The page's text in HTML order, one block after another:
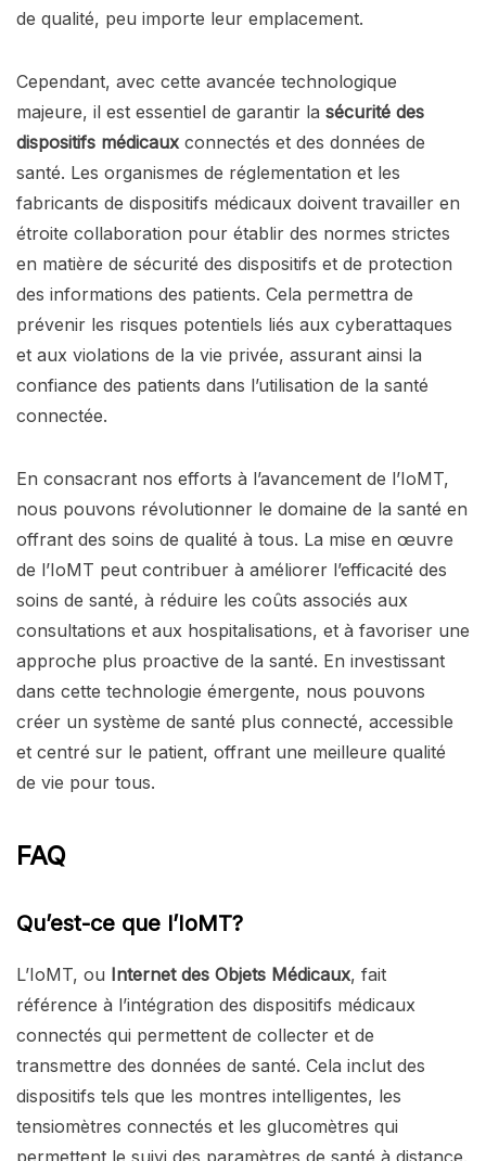
de qualité, peu importe leur emplacement.
Cependant, avec cette avancée technologique
majeure, il est essentiel de garantir la sécurité des
dispositifs médicaux connectés et des données de
santé. Les organismes de réglementation et les
fabricants de dispositifs médicaux doivent travailler en
étroite collaboration pour établir des normes strictes
en matière de sécurité des dispositifs et de protection
des informations des patients. Cela permettra de
prévenir les risques potentiels liés aux cyberattaques
et aux violations de la vie privée, assurant ainsi la
confiance des patients dans l’utilisation de la santé
connectée.
En consacrant nos efforts à l’avancement de l’IoMT,
nous pouvons révolutionner le domaine de la santé en
offrant des soins de qualité à tous. La mise en œuvre
de l’IoMT peut contribuer à améliorer l’efficacité des
soins de santé, à réduire les coûts associés aux
consultations et aux hospitalisations, et à favoriser une
approche plus proactive de la santé. En investissant
dans cette technologie émergente, nous pouvons
créer un système de santé plus connecté, accessible
et centré sur le patient, offrant une meilleure qualité
de vie pour tous.
FAQ
Qu’est-ce que l’IoMT?
L’IoMT, ou Internet des Objets Médicaux, fait
référence à l’intégration des dispositifs médicaux
connectés qui permettent de collecter et de
transmettre des données de santé. Cela inclut des
dispositifs tels que les montres intelligentes, les
tensiomètres connectés et les glucomètres qui
permettent le suivi des paramètres de santé à distance.